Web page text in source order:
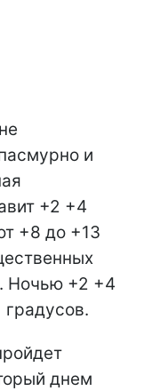
и
+2 +4
+8 до +13
Ночью +2 +4
градусов.
днем